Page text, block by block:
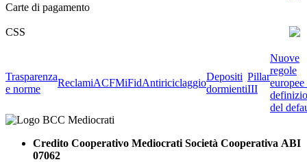
Carte di pagamento
CSS
Trasparenza
e norme
ReclamiACFMiFidAntiriciclaggio
Depositi
dormienti
Pillar
III
Nuove
regole
del
Credito Cooperativo Mediocrati Società Cooperativa ABI
07062